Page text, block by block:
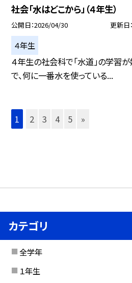
社会「水はどこから」（４年生）
公開日 2026/04/30 更新日
４年生
４年生の社会科で「水道」の学習
で、何に一番水を使っている...
1 2 3 4 5 »
カテゴリ
全学年
１年生